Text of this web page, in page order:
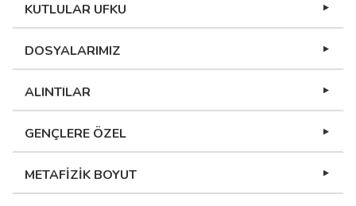
KUTLULAR UFKU
DOSYALARIMIZ
ALINTILAR
GENÇLERE ÖZEL
METAFİZİK BOYUT